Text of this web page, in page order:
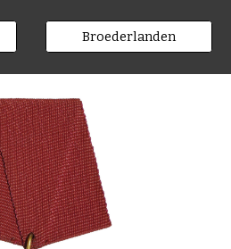
Broederlanden